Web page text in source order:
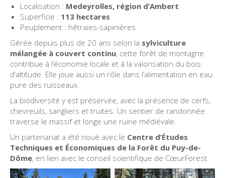
Localisation : Medeyrolles, région d’Ambert
Superficie : 113 hectares
Peuplement : hêtraies-sapinières
Gérée depuis plus de 20 ans selon la sylviculture
mélangée à couvert continu, cette forêt de montagne
contribue à l’économie locale et à la valorisation du bois
d’altitude. Elle joue aussi un rôle dans l’alimentation en eau
pure des ruisseaux.
La biodiversité y est préservée, avec la présence de cerfs,
chevreuils, sangliers et truites. Un sentier de randonnée
traverse le massif et longe une ruine médiévale.
Un partenariat a été noué avec le Centre d’Études
Techniques et Économiques de la Forêt du Puy-de-
Dôme, en lien avec le conseil scientifique de CœurForest.